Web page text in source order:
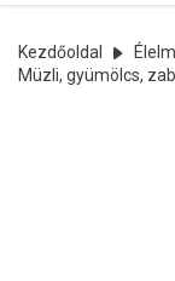
Kezdőoldal
Müzli, gyümölcs,